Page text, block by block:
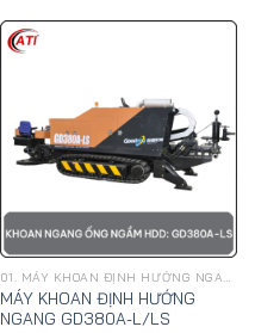
01. MÁY KHOAN ĐỊNH HƯỚNG NGANG, KÉO ỐNG NGẦM HDD - GOODENG
MÁY KHOAN ĐỊNH HƯỚNG
NGANG GD380A-L/LS